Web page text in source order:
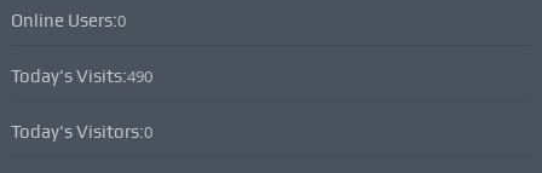
Online Users:0
Today's Visits:490
Today's Visitors:0